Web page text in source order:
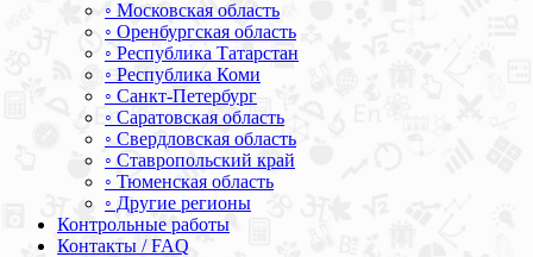
◦ Московская область
◦ Оренбургская область
◦ Республика Татарстан
◦ Республика Коми
◦ Санкт-Петербург
◦ Саратовская область
◦ Свердловская область
◦ Ставропольский край
◦ Тюменская область
◦ Другие регионы
Контрольные работы
Контакты / FAQ